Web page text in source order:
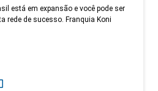
está em expansão e você pode ser
rede de sucesso. Franquia Koni